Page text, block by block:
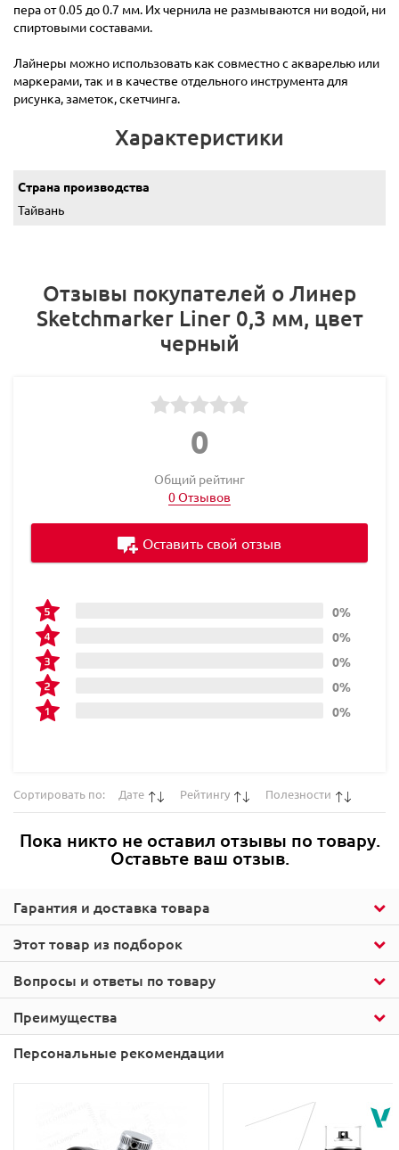
пера от 0.05 до 0.7 мм. Их чернила не размываются ни водой, ни
спиртовыми составами.
Лайнеры можно использовать как совместно с акварелью или
маркерами, так и в качестве отдельного инструмента для
рисунка, заметок, скетчинга.
Характеристики
Страна производства
Тайвань
Этот товар из подборок
Гарантия и доставка товара
Отзывы покупателей о Линер
Sketchmarker Liner 0,3 мм, цвет
черный
0
Общий рейтинг
0 Отзывов
0%
0%
0%
0%
0%
Оставить свой отзыв
Сортировать по: Дате Рейтингу Полезности
Пока никто не оставил отзывы по товару.
Оставьте ваш отзыв.
Вопросы и ответы по товару
Преимущества
Персональные рекомендации